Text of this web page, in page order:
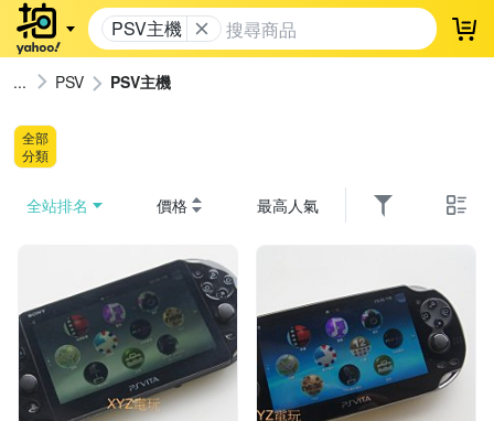
PSV主機 登
PSV PSV主機
全部
分類
全站排名 價格 最高人氣